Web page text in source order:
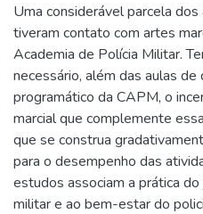
Uma considerável parcela dos
tiveram contato com artes
Academia de Polícia Militar.
necessário, além das aulas
programático da CAPM, o
marcial que complemente
que se construa
para o desempenho das
estudos associam a prática
militar e ao bem-estar do